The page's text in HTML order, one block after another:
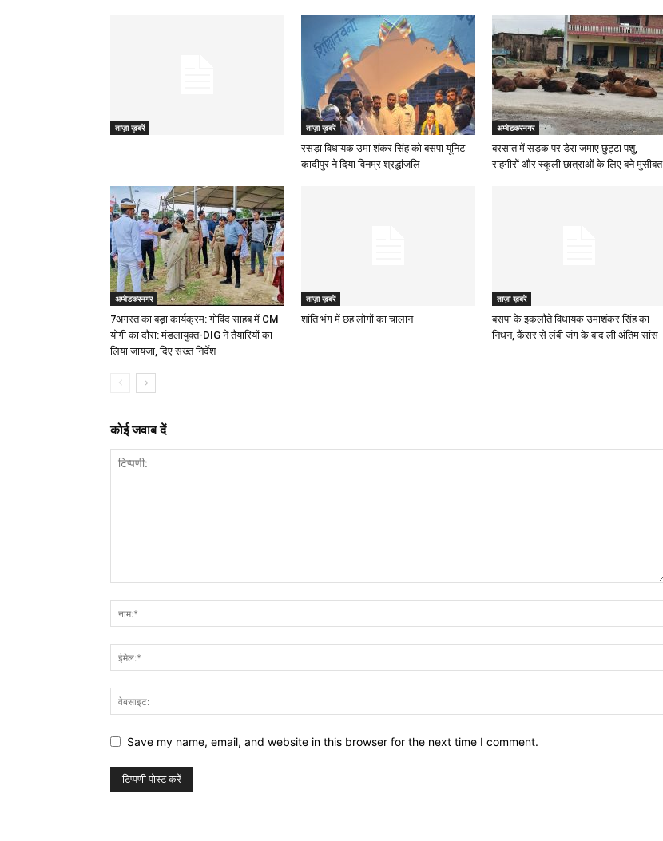
ताज़ा ख़बरें ताज़ा ख़बरें
रसड़ा विधायक उमा शंकर सिंह को बसपा यूनिट
कादीपुर ने दिया विनम्र श्रद्धांजलि
अम्बेडकरनगर
बरसात में सड़क पर डेरा जमाए छुट्टा पशु,
राहगीरों और स्कूली छात्राओं के लिए बने मुसीबत
अम्बेडकरनगर
7अगस्त का बड़ा कार्यक्रम: गोविंद साहब में CM
योगी का दौरा: मंडलायुक्त-DIG ने तैयारियों का
लिया जायजा, दिए सख्त निर्देश
ताज़ा ख़बरें
शांति भंग में छह लोगों का चालान
ताज़ा ख़बरें
बसपा के इकलौते विधायक उमाशंकर सिंह का
निधन, कैंसर से लंबी जंग के बाद ली अंतिम सांस
कोई जवाब दें
Save my name, email, and website in this browser for the next time I comment.